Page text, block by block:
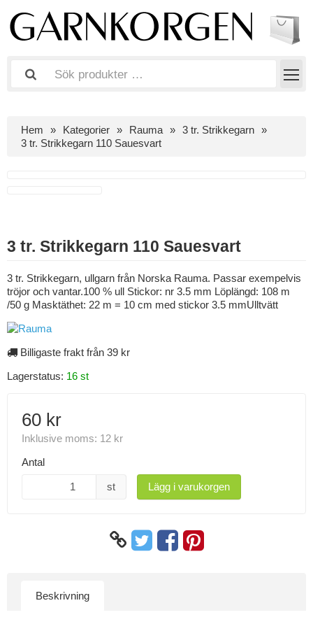
Hem Kategorier Rauma
3 tr. Strikkegarn
3 tr. Strikkegarn 110 Sauesvart
3 tr. Strikkegarn 110 Sauesvart
3 tr. Strikkegarn, ullgarn från Norska Rauma. Passar exempelvis
tröjor och vantar.100 % ull Stickor: nr 3.5 mm Löplängd: 108 m
/50 g Masktäthet: 22 m = 10 cm med stickor 3.5 mmUlltvätt
Billigaste frakt från 39 kr
Lagerstatus: 16 st
60 kr
Inklusive moms: 12 kr
Antal
st Lägg i varukorgen
Beskrivning